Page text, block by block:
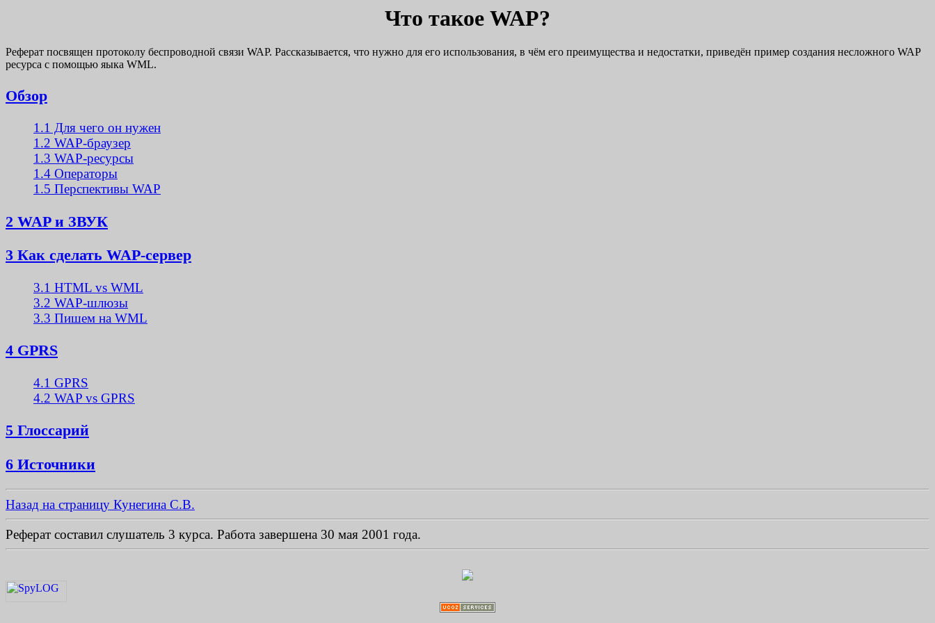
Что такое WAP?
Реферат посвящен протоколу беспроводной связи WAP. Рассказывается, что нужно для его использования, в чём его преимущества и недостатки, приведён пример создания несложного WAP
ресурса с помощью яыка WML.
Обзор
1.1 Для чего он нужен
1.2 WAP-браузер
1.3 WAP-ресурсы
1.4 Операторы
1.5 Перспективы WAP
2 WAP и ЗВУК
3 Как сделать WAP-сервер
3.1 HTML vs WML
3.2 WAP-шлюзы
3.3 Пишем на WML
4 GPRS
4.1 GPRS
4.2 WAP vs GPRS
5 Глоссарий
6 Источники
Назад на страницу Кунегина С.В.
Реферат составил слушатель 3 курса. Работа завершена 30 мая 2001 года.